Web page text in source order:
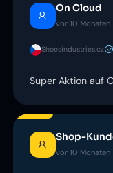
On Cloud
vor 10 Monaten
Shoesindustries.cz
Super Aktion auf
Shop-
vor 10 Monaten